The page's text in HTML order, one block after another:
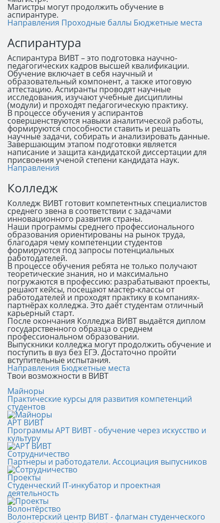
Магистры могут продолжить обучение в
аспирантуре.
Направления Проходные баллы Бюджетные места
Аспирантура
Аспирантура ВИВТ – это подготовка научно-
педагогических кадров высшей квалификации.
Обучение включает в себя научный и
образовательный компонент, а также итоговую
аттестацию. Аспиранты проводят научные
исследования, изучают учебные дисциплины
(модули) и проходят педагогическую практику.
В процессе обучения у аспирантов
совершенствуются навыки аналитической работы,
формируются способности ставить и решать
научные задачи, собирать и анализировать данные.
Завершающим этапом подготовки является
написание и защита кандидатской диссертации для
присвоения ученой степени кандидата наук.
Направления
Колледж
Колледж ВИВТ готовит компетентных специалистов
среднего звена в соответствии с задачами
инновационного развития страны.
Наши программы среднего профессионального
образования ориентированы на рынок труда,
благодаря чему компетенции студентов
формируются под запросы потенциальных
работодателей.
В процессе обучения ребята не только получают
теоретические знания, но и максимально
погружаются в профессию: разрабатывают проекты,
решают кейсы, посещают мастер-классы от
работодателей и проходят практику в компаниях-
партнёрах колледжа. Это даёт студентам отличный
карьерный старт.
После окончания Колледжа ВИВТ выдаётся диплом
государственного образца о среднем
профессиональном образовании.
Выпускники колледжа могут продолжить обучение и
поступить в вуз без ЕГЭ. Достаточно пройти
вступительные испытания.
Направления Бюджетные места
Твои возможности в ВИВТ
Майноры
Практические курсы для развития компетенций
студентов
АРТ ВИВТ
Программы АРТ ВИВТ - обучение через искусство и
культуру
Сотрудничество
Партнеры и работодатели. Ассоциация выпусников
Проекты
Студенческий IT-инкубатор и проектная
деятельность
Волонтёрство
Волонтерский центр ВИВТ - флагман студенческого